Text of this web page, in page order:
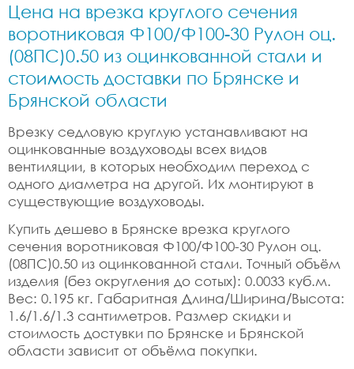
Цена на врезка круглого сечения
воротниковая Ф100/Ф100-30 Рулон оц.
(08ПС)0.50 из оцинкованной стали и
стоимость доставки по Брянске и
Брянской области
Врезку седловую круглую устанавливают на
оцинкованные воздуховоды всех видов
вентиляции, в которых необходим переход с
одного диаметра на другой. Их монтируют в
существующие воздуховоды.
Купить дешево в Брянске врезка круглого
сечения воротниковая Ф100/Ф100-30 Рулон оц.
(08ПС)0.50 из оцинкованной стали. Точный объём
изделия (без округления до сотых): 0.0033 куб.м.
Вес: 0.195 кг. Габаритная Длина/Ширина/Высота:
1.6/1.6/1.3 сантиметров. Размер скидки и
стоимость достувки по Брянске и Брянской
области зависит от объёма покупки.